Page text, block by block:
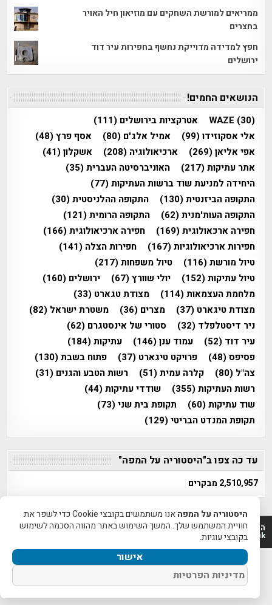
ממריאים למורשת השחקים עם מוזיאון חיל האויר
בחצרים
חפץ למדידה מדוייקת נחשף בחפירות עיר דוד
ירושלים
הנושאים החמים!
WAZE (30) אטרקציות בירושלים (111)
אלי אסקוזידו(99) אמיל אלג'ם (80) אסף פרץ(48)
אפי אליאן(269) ארכיאולוגיה (208) אשקלון(41)
אתר עתיקות(217) האוניברסיטה העברית(35)
היחידה למניעת שוד ברשות העתיקות(77)
התקופה הביזנטית(130) התקופה ההלניסטית(30)
התקופה העות'מנית(62) התקופה הרומית(121)
חפירה ארכאולוגית(169) חפירה ארכיאולוגית(166)
חפירות ארכיאולוגיות(167) חפירות הצלה (141)
טיול מורשת(116) טיול משפחות(217)
טיול עתיקות(152) יולי שוורץ(67) ירושלים (160)
מלחמת העצמאות(114) מצודת טגארט (33)
מצודת טיגארט (37) מצרים (36) משטרת ישראל (82)
ניר דיסטלפלד (32) סטורי של אינסטגרם (62)
עיר דוד (52) עמוד ענן(146) עתיקות(184)
פסיפס(48) פרויקט טיגארט (37) פתוח בשבת(130)
צה"ל (80) קלרה עמית(51) רשות הטבע והגנים (31)
רשות העתיקות(355) שודדי עתיקות(44)
שוד עתיקות(60) תקופת בית שני(73)
תקופת המנדט הבריטי(129)
עד כה צפו ב"היסטוריה על המפה"
2,510,957 מבקרים
היסטוריה על המפה 2011-2026 | פרוייקט טיגארט 2012-2026|
www.mapah.co.il | www.tegart.uk
היסטוריה על המפה
אנו משתמשים בקובצי Cookie כדי לשפר את
חוויית המשתמש שלך. המשך השימוש באתר מהווה הסכמה לשימוש
בקובצי עוגיות.
אישור
מדיניות הפרטיות